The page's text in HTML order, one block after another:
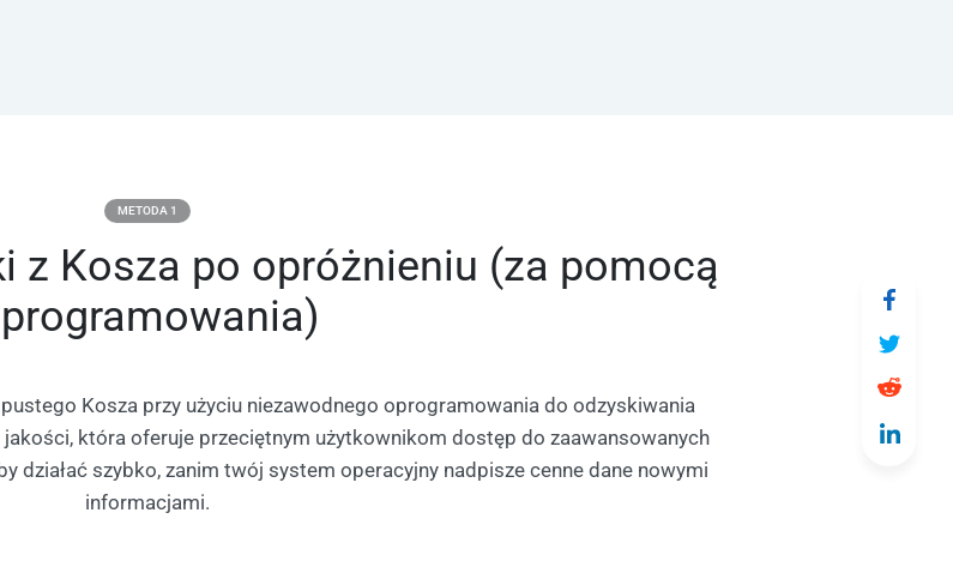
METODA 1
z Kosza po opróżnieniu (za pomocą
Kosza przy użyciu niezawodnego oprogramowania do odzyskiwania
która oferuje przeciętnym użytkownikom dostęp do zaawansowanych
działać szybko, zanim twój system operacyjny nadpisze cenne dane nowymi
informacjami.